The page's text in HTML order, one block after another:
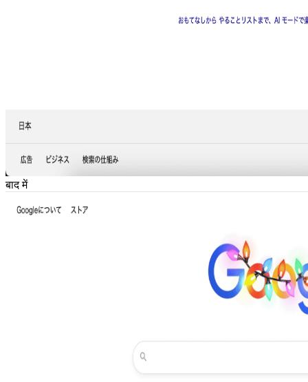
बाद में